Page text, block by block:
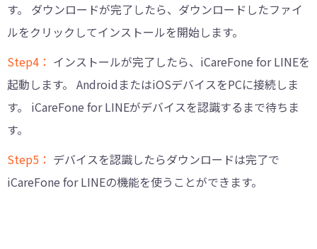
す。 ダウンロードが完了したら、ダウンロードしたファイ
ルをクリックしてインストールを開始します。
Step4： インストールが完了したら、iCareFone for LINEを
起動します。 AndroidまたはiOSデバイスをPCに接続しま
す。 iCareFone for LINEがデバイスを認識するまで待ちま
す。
Step5： デバイスを認識したらダウンロードは完了で
iCareFone for LINEの機能を使うことができます。